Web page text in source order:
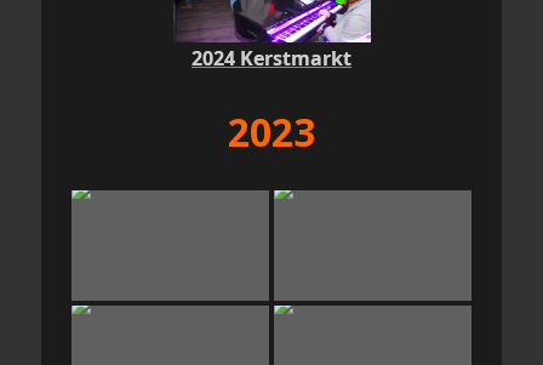
2024 Kerstmarkt
2023